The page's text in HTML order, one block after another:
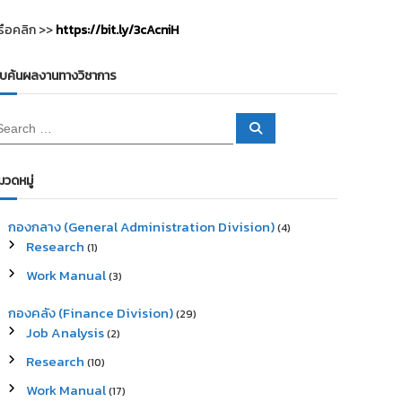
อคลิก >>https://bit.ly/3cAcniH
ค้นผลงานทางวิชาการ
S
วดหมู่
กองกลาง (General Administration Division)(4)
Research (1)
Work Manual(3)
กองคลัง (Finance Division)(29)
Job Analysis(2)
Research (10)
Work Manual(17)